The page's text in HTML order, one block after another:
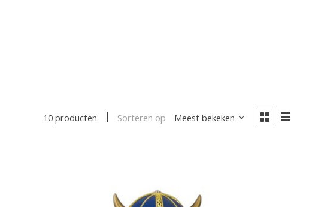
10 producten Sorteren op Meest bekeken